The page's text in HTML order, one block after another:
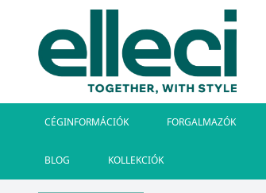
CÉGINFORMÁCIÓK FORGALMAZÓK
BLOG KOLLEKCIÓK